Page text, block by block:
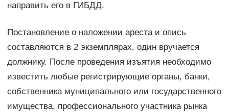
направить его в ГИБДД.
Постановление о наложении ареста и опись
составляются в 2 экземплярах, один вручается
должнику. После проведения изъятия необходимо
известить любые регистрирующие органы, банки,
собственника муниципального или государственного
имущества, профессионального участника рынка